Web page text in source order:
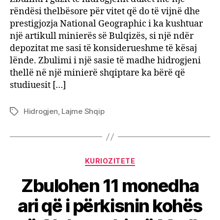
rëndësi thelbësore për vitet që do të vijnë dhe
prestigjozja National Geographic i ka kushtuar
një artikull minierës së Bulqizës, si një ndër
depozitat me sasi të konsiderueshme të kësaj
lënde. Zbulimi i një sasie të madhe hidrogjeni
thellë në një minierë shqiptare ka bërë që
studiuesit […]
TagsHidrogjen, Lajme Shqip
Categories
KURIOZITETE
Zbulohen 11 monedha
ari që i përkisnin kohës